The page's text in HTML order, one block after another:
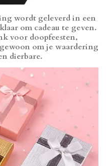
wordt geleverd in een
om cadeau te geven.
voor doopfeesten,
om je waardering
dierbare.